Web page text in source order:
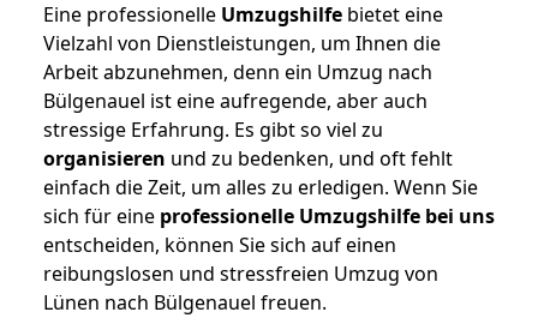
Eine professionelle Umzugshilfe bietet eine
Vielzahl von Dienstleistungen, um Ihnen die
Arbeit abzunehmen, denn ein Umzug nach
Bülgenauel ist eine aufregende, aber auch
stressige Erfahrung. Es gibt so viel zu
organisieren und zu bedenken, und oft fehlt
einfach die Zeit, um alles zu erledigen. Wenn Sie
sich für eine professionelle Umzugshilfe bei uns
entscheiden, können Sie sich auf einen
reibungslosen und stressfreien Umzug von
Lünen nach Bülgenauel freuen.